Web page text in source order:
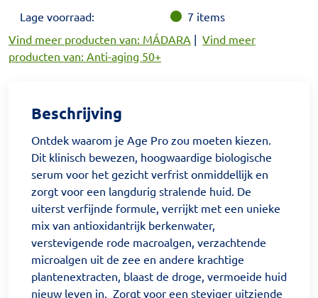
Lage voorraad: 7 items
Vind meer producten van: MÁDARA | Vind meer
producten van: Anti-aging 50+
Beschrijving
Ontdek waarom je Age Pro zou moeten kiezen.
Dit klinisch bewezen, hoogwaardige biologische
serum voor het gezicht verfrist onmiddellijk en
zorgt voor een langdurig stralende huid. De
uiterst verfijnde formule, verrijkt met een unieke
mix van antioxidantrijk berkenwater,
verstevigende rode macroalgen, verzachtende
microalgen uit de zee en andere krachtige
plantenextracten, blaast de droge, vermoeide huid
nieuw leven in. Zorgt voor een steviger uitziende